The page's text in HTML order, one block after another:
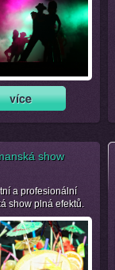
show
a profesionální
show plná efektů.